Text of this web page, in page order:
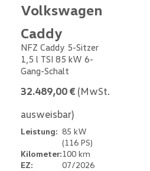
Volkswagen
Caddy
NFZ Caddy 5-Sitzer
1,5 l TSI 85 kW 6-
Gang-Schalt
32.489,00 € (MwSt.
ausweisbar)
Leistung: 85 kW
(116 PS)
Kilometer:100 km
EZ:
07/2026